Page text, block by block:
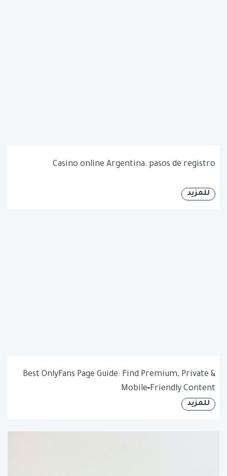
Casino online Argentina: pasos de registro
للمزيد
Best OnlyFans Page Guide: Find Premium, Private &
Mobile‑Friendly Content
للمزيد